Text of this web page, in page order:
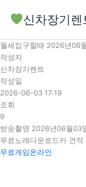
로
건
너
뛰
기
신차장기렌
월세집구할때 2026년06
작성자
신차장기렌트
작성일
2026-06-03 17:19
조회
9
방송촬영 2026년06월03
무료노래다운로드카 견
무료게임온라인